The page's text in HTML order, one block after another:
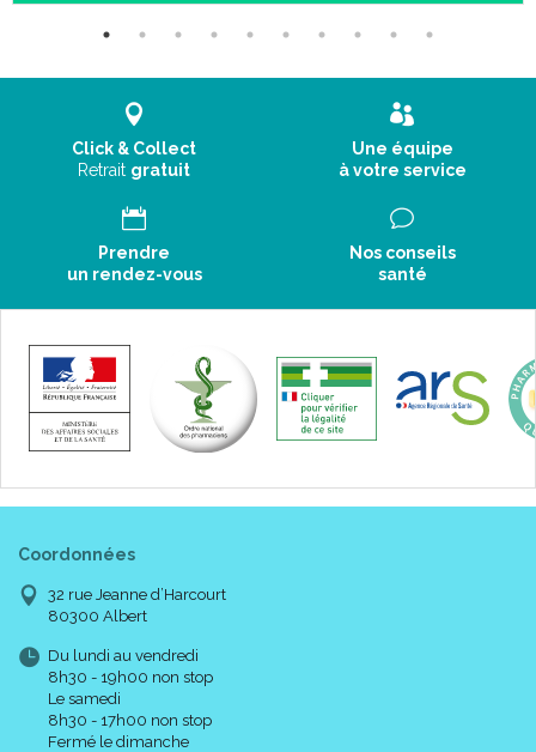
Click & Collect
Retrait gratuit
Une équipe
à votre service
Prendre
un rendez-vous
Nos conseils
santé
Coordonnées
32 rue Jeanne d’Harcourt
80300 Albert
Du lundi au vendredi
8h30 - 19h00 non stop
Le samedi
8h30 - 17h00 non stop
Fermé le dimanche